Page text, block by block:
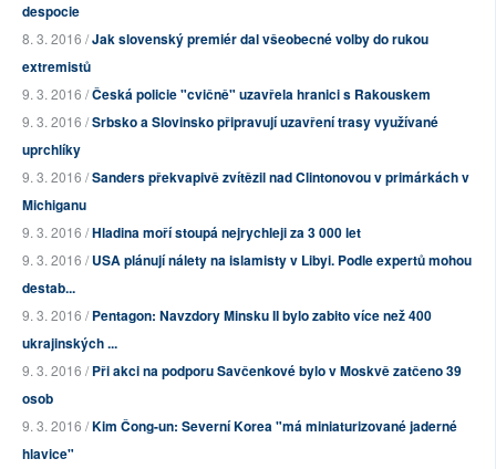
despocie
8. 3. 2016 /Jak slovenský premiér dal všeobecné volby do rukou
extremistů
9. 3. 2016 /Česká policie "cvičně" uzavřela hranici s Rakouskem
9. 3. 2016 /Srbsko a Slovinsko připravují uzavření trasy využívané
uprchlíky
9. 3. 2016 /Sanders překvapivě zvítězil nad Clintonovou v primárkách v
Michiganu
9. 3. 2016 /Hladina moří stoupá nejrychleji za 3 000 let
9. 3. 2016 /USA plánují nálety na islamisty v Libyi. Podle expertů mohou
destab...
9. 3. 2016 /Pentagon: Navzdory Minsku II bylo zabito více než 400
ukrajinských ...
9. 3. 2016 /Při akci na podporu Savčenkové bylo v Moskvě zatčeno 39
osob
9. 3. 2016 /Kim Čong-un: Severní Korea "má miniaturizované jaderné
hlavice"